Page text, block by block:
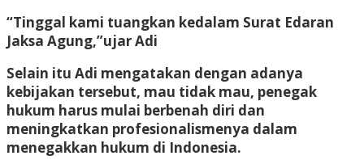
“Tinggal kami tuangkan kedalam Surat Edaran
Jaksa Agung,”ujar Adi
Selain itu Adi mengatakan dengan adanya
kebijakan tersebut, mau tidak mau, penegak
hukum harus mulai berbenah diri dan
meningkatkan profesionalismenya dalam
menegakkan hukum di Indonesia.